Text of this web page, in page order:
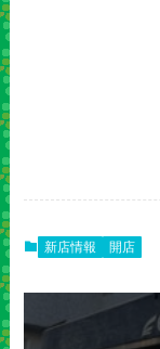
新店情報 開店